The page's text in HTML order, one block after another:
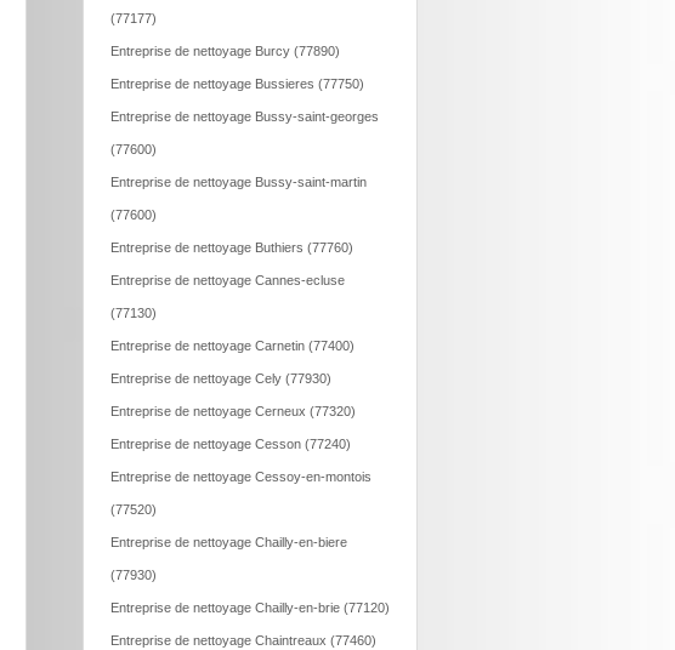
(77177)
Entreprise de nettoyage Burcy (77890)
Entreprise de nettoyage Bussieres (77750)
Entreprise de nettoyage Bussy-saint-georges
(77600)
Entreprise de nettoyage Bussy-saint-martin
(77600)
Entreprise de nettoyage Buthiers (77760)
Entreprise de nettoyage Cannes-ecluse
(77130)
Entreprise de nettoyage Carnetin (77400)
Entreprise de nettoyage Cely (77930)
Entreprise de nettoyage Cerneux (77320)
Entreprise de nettoyage Cesson (77240)
Entreprise de nettoyage Cessoy-en-montois
(77520)
Entreprise de nettoyage Chailly-en-biere
(77930)
Entreprise de nettoyage Chailly-en-brie (77120)
Entreprise de nettoyage Chaintreaux (77460)